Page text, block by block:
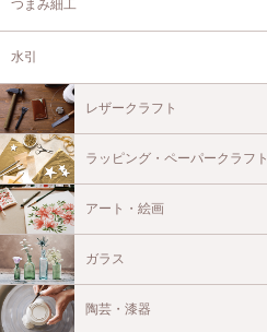
つまみ細工
水引
レザークラフト
ラッピング・ペーパークラフト
アート・絵画
ガラス
陶芸・漆器